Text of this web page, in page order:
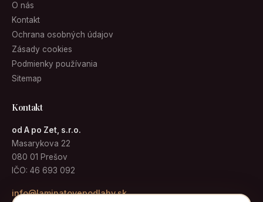
O nás
Kontakt
Ochrana osobných údajov
Zásady cookies
Podmienky používania
Sitemap
Kontakt
od A po Zet, s.r.o.
Masarykova 22
080 01 Prešov
IČO: 46 693 092
info@laminatovepodlahy.sk